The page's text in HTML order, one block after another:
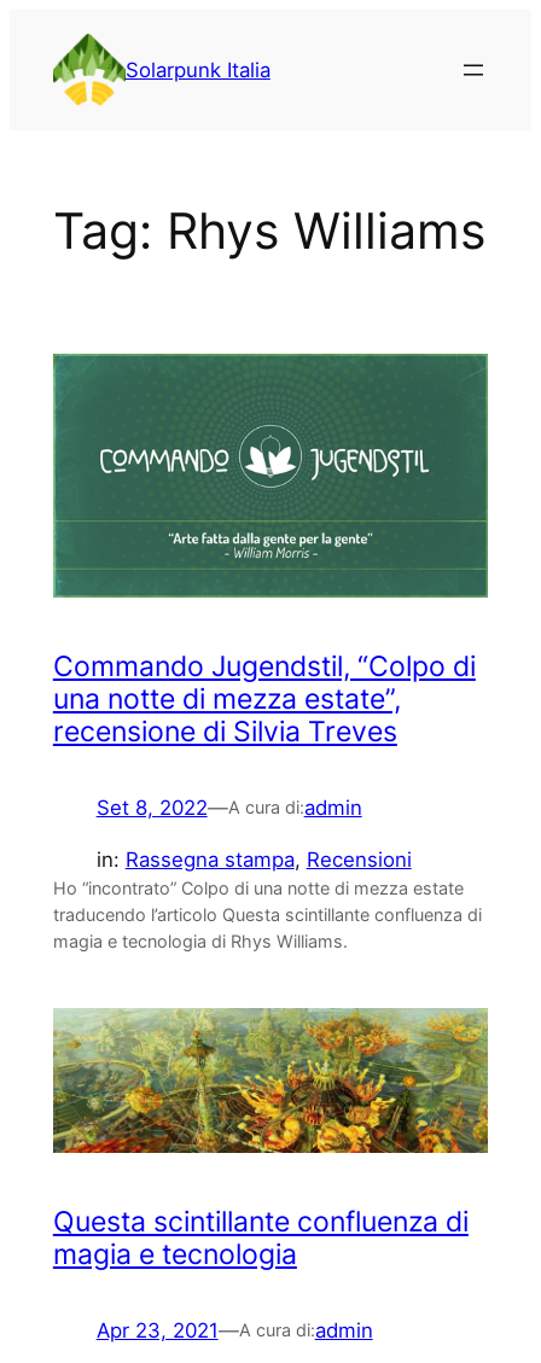
contenuto
Solarpunk Italia
Tag: Rhys Williams
Commando Jugendstil, “Colpo di
una notte di mezza estate”,
recensione di Silvia Treves
Set 8, 2022—A cura di:admin
in: Rassegna stampa, Recensioni
Ho “incontrato” Colpo di una notte di mezza estate
traducendo l’articolo Questa scintillante confluenza di
magia e tecnologia di Rhys Williams.
Questa scintillante confluenza di
magia e tecnologia
Apr 23, 2021—A cura di:admin